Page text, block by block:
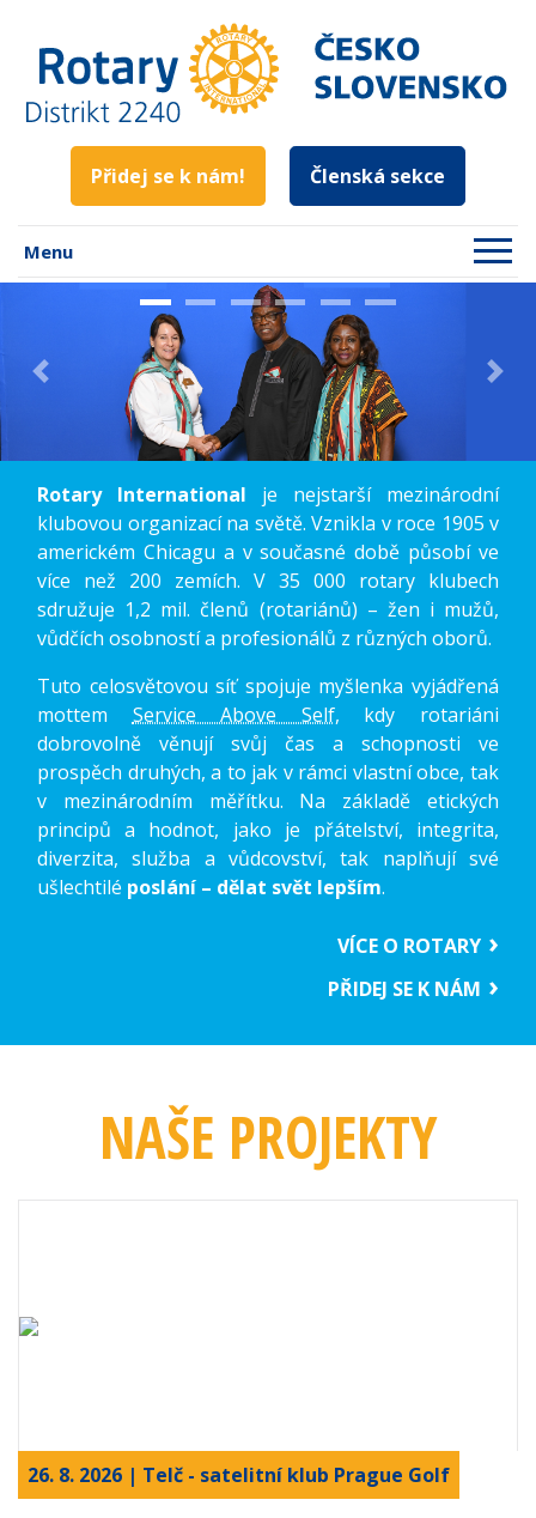
Přidej se k nám! Členská sekce
Menu
Previous
Rotary International je nejstarší mezinárodní
klubovou organizací na světě. Vznikla v roce 1905 v
americkém Chicagu a v současné době působí ve
více než 200 zemích. V 35 000 rotary klubech
sdružuje 1,2 mil. členů (rotariánů) – žen i mužů,
vůdčích osobností a profesionálů z různých oborů.
Tuto celosvětovou síť spojuje myšlenka vyjádřená
mottem Service Above Self, kdy rotariáni
dobrovolně věnují svůj čas a schopnosti ve
prospěch druhých, a to jak v rámci vlastní obce, tak
v mezinárodním měřítku. Na základě etických
principů a hodnot, jako je přátelství, integrita,
diverzita, služba a vůdcovství, tak naplňují své
ušlechtilé poslání – dělat svět lepším.
VÍCE O ROTARY
PŘIDEJ SE K NÁM
NAŠE PROJEKTY
26. 8. 2026 | Telč - satelitní klub Prague Golf